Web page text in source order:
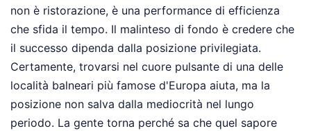
non è ristorazione, è una performance di efficienza
che sfida il tempo. Il malinteso di fondo è credere che
il successo dipenda dalla posizione privilegiata.
Certamente, trovarsi nel cuore pulsante di una delle
località balneari più famose d'Europa aiuta, ma la
posizione non salva dalla mediocrità nel lungo
periodo. La gente torna perché sa che quel sapore